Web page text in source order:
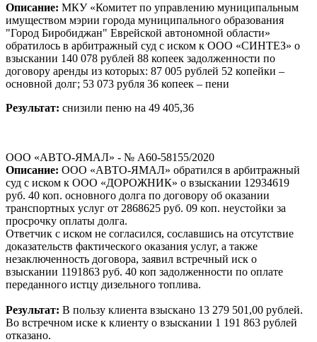
Описание: МКУ «Комитет по управлению муниципальным
имуществом мэрии города муниципального образования
"Город Биробиджан" Еврейской автономной области»
обратилось в арбитражный суд с иском к ООО «СИНТЕЗ» о
взыскании 140 078 рублей 88 копеек задолженности по
договору аренды из которых: 87 005 рублей 52 копейки –
основной долг; 53 073 рубля 36 копеек – пени
Результат: снизили пеню на 49 405,36
ООО «АВТО-ЯМАЛ» - № А60-58155/2020
Описание: ООО «АВТО-ЯМАЛ» обратился в арбитражный
суд с иском к ООО «ДОРОЖНИК» о взыскании 12934619
руб. 40 коп. основного долга по договору об оказании
транспортных услуг от 2868625 руб. 09 коп. неустойки за
просрочку оплаты долга.
Ответчик с иском не согласился, сославшись на отсутствие
доказательств фактического оказания услуг, а также
незаключенность договора, заявил встречный иск о
взыскании 1191863 руб. 40 коп задолженности по оплате
переданного истцу дизельного топлива.
Результат: В пользу клиента взыскано 13 279 501,00 рублей.
Во встречном иске к клиенту о взыскании 1 191 863 рублей
отказано.